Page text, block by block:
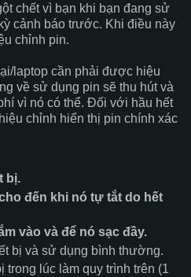
chết vì bạn khi bạn đang sử
cảnh báo trước. Khi điều này
chỉnh pin.
laptop cần phải được hiệu
về sử dụng pin sẽ thu hút và
vì nó có thể. Đối với hầu hết
chỉnh hiển thị pin chính xác
bị.
đến khi nó tự tắt do hết
vào và để nó sạc đầy.
bị và sử dụng bình thường.
trong lúc làm quy trình trên (1